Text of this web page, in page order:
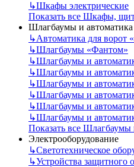
↳Шкафы электрические
Показать все Шкафы,
Шлагбаумы и автоматика
↳Автоматика для ворот
↳Шлагбаумы «Фантом»
↳Шлагбаумы и
↳Шлагбаумы и
↳Шлагбаумы и
↳Шлагбаумы и
↳Шлагбаумы и
↳Шлагбаумы и
Показать все Шлагбаумы
Электрооборудование
↳Светотехническое
↳Устройства защитного